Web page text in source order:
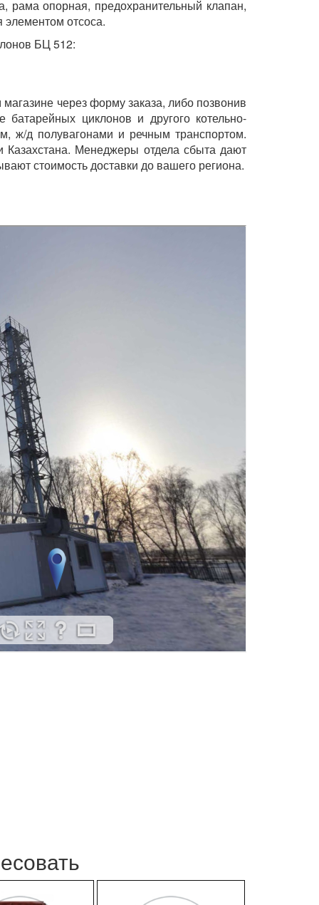
рама опорная, предохранительный клапан,
элементом отсоса.
БЦ 512:
через форму заказа, либо позвонив
циклонов и другого котельно-
ж/д полувагонами и речным транспортом.
Казахстана. Менеджеры отдела сбыта дают
стоимость доставки до вашего региона.